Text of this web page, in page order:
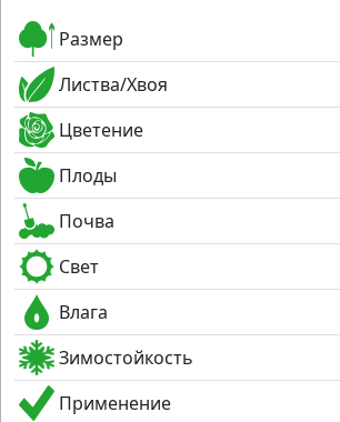
Размер
Листва/Хвоя
Цветение
Плоды
Почва
Свет
Влага
Зимостойкость
Применение